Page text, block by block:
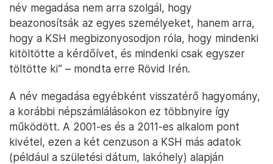
név megadása nem arra szolgál, hogy
beazonosítsák az egyes személyeket, hanem arra,
hogy a KSH megbizonyosodjon róla, hogy mindenki
kitöltötte a kérdőívet, és mindenki csak egyszer
töltötte ki” – mondta erre Rövid Irén.
A név megadása egyébként visszatérő hagyomány,
a korábbi népszámlálásokon ez többnyire így
működött. A 2001-es és a 2011-es alkalom pont
kivétel, ezen a két cenzuson a KSH más adatok
(például a születési dátum, lakóhely) alapján